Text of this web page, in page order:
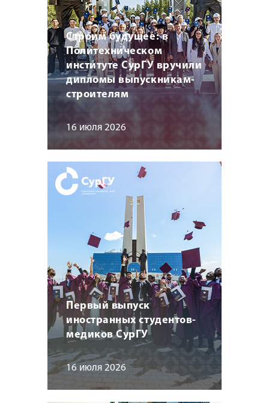
Строим будущее: в
Политехническом
институте СурГУ вручили
дипломы выпускникам-
строителям
16 июля 2026
Первый выпуск
иностранных студентов-
медиков СурГУ
16 июля 2026